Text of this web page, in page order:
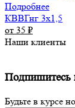
Подробнее
КВВГнг 3х1,5
от 35 ₽
Наши клиенты
Подпишитесь
Будьте в курсе